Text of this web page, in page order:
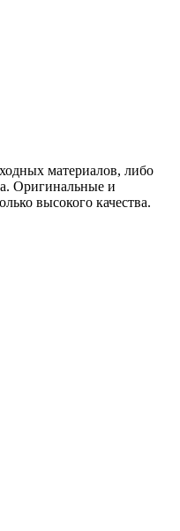
материалов, либо
Оригинальные и
высокого качества.